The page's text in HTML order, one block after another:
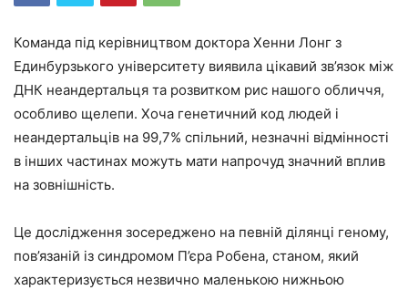
Команда під керівництвом доктора Хенни Лонг з
Единбурзького університету виявила цікавий зв’язок між
ДНК неандертальця та розвитком рис нашого обличчя,
особливо щелепи. Хоча генетичний код людей і
неандертальців на 99,7% спільний, незначні відмінності
в інших частинах можуть мати напрочуд значний вплив
на зовнішність.
Це дослідження зосереджено на певній ділянці геному,
пов’язаній із синдромом П’єра Робена, станом, який
характеризується незвично маленькою нижньою